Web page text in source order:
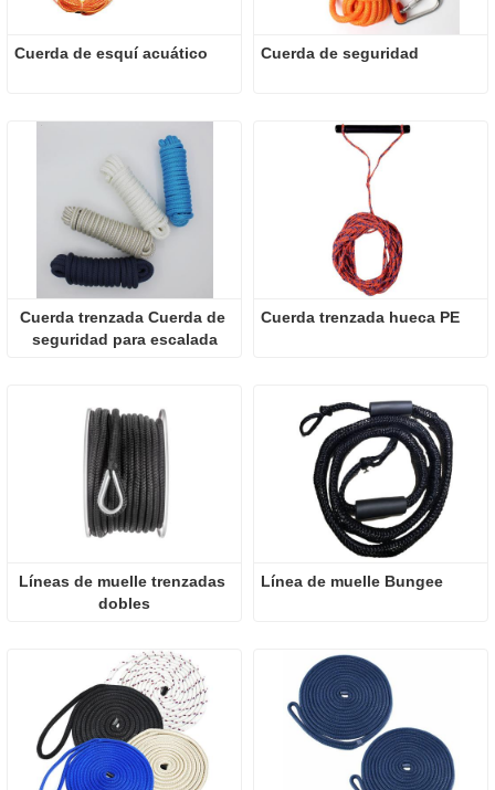
Cuerda de esquí acuático Cuerda de seguridad
Cuerda trenzada Cuerda de
seguridad para escalada
Cuerda trenzada hueca PE
Líneas de muelle trenzadas
dobles
Línea de muelle Bungee